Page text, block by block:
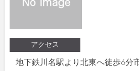
アクセス
地下鉄川名駅より北東へ徒歩6分